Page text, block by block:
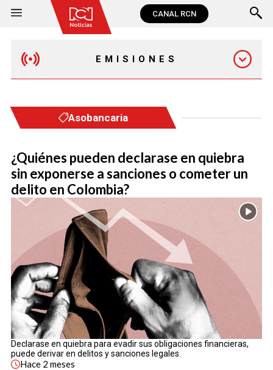
CANAL RCN
EMISIONES
Asobancaria
¿Quiénes pueden declarase en quiebra
sin exponerse a sanciones o cometer un
delito en Colombia?
Declarase en quiebra para evadir sus obligaciones financieras,
puede derivar en delitos y sanciones legales.
Hace 2 meses